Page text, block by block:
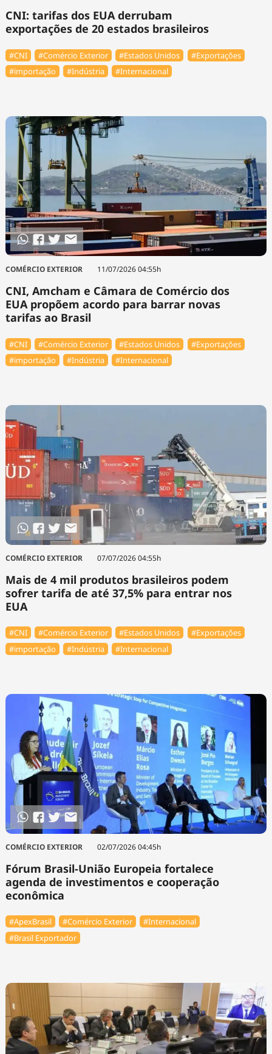
CNI: tarifas dos EUA derrubam
exportações de 20 estados brasileiros
#CNI #Comércio Exterior #Estados Unidos
#Exportações
#importação
#Indústria #Internacional
COMÉRCIO EXTERIOR 11/07/2026 04:55h
CNI, Amcham e Câmara de Comércio dos
EUA propõem acordo para barrar novas
tarifas ao Brasil
#CNI #Comércio Exterior #Estados Unidos
#Exportações
#importação
#Indústria #Internacional
COMÉRCIO EXTERIOR 07/07/2026 04:55h
Mais de 4 mil produtos brasileiros podem
sofrer tarifa de até 37,5% para entrar nos
EUA
#CNI #Comércio Exterior #Estados Unidos
#Exportações
#importação
#Indústria #Internacional
COMÉRCIO EXTERIOR 02/07/2026 04:45h
Fórum Brasil-União Europeia fortalece
agenda de investimentos e cooperação
econômica
#ApexBrasil #Comércio Exterior
#Internacional
#Brasil Exportador